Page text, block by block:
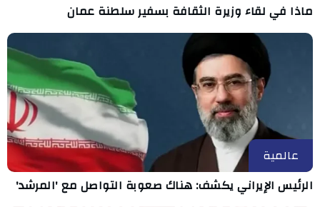
ماذا في لقاء وزيرة الثقافة بسفير سلطنة عمان
عالمية
الرئيس الإيراني يكشف: هناك صعوبة التواصل مع 'المرشد'